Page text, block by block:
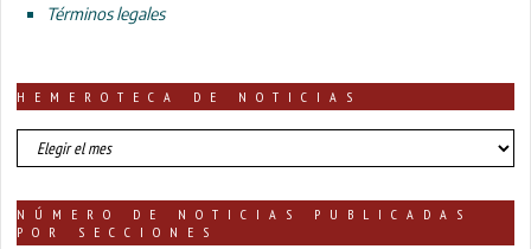
Términos legales
HEMEROTECA DE NOTICIAS
HEMEROTECA
DE
NÚMERO DE NOTICIAS PUBLICADAS
POR SECCIONES